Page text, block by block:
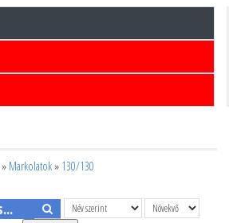
» Markolatok» 130/130